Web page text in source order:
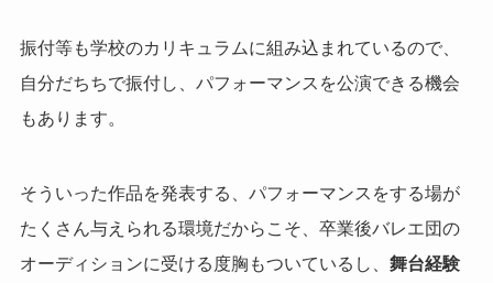
振付等も学校のカリキュラムに組み込まれているので、
自分だちちで振付し、パフォーマンスを公演できる機会
もあります。
そういった作品を発表する、パフォーマンスをする場が
たくさん与えられる環境だからこそ、卒業後バレエ団の
オーディションに受ける度胸もついているし、 舞台経験